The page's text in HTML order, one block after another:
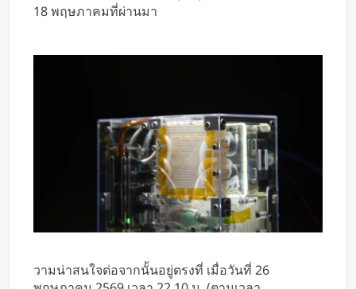
18 พฤษภาคมที่ผ่านมา
วามน่าสนใจต่อจากนั้นอยู่ตรงที่ เมื่อวันที่ 26